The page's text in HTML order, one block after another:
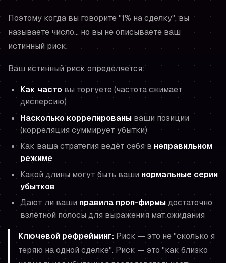
Поэтому когда вы говорите "1% на сделку", вы
называете число… но вы не описываете ваш
истинный риск.
Ваш истинный риск определяется:
Как часто вы торгуете (частота сжимает
дисперсию)
Насколько коррелированы ваши позиции
(корреляция суммирует убытки)
Как ваша стратегия ведёт себя в неправильном
режиме
Какой длины могут быть ваши нормальные серии
убытков
Дают ли ваши правила проп-фирмыдостаточно
взлётной полосы для выражения мат.ожидания
Ключевой рефрейминг: Риск — это не "сколько я
теряю на одной сделке". Риск — это "как близко